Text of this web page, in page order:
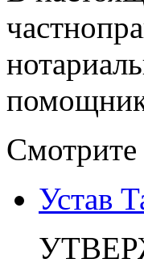
Смотрите
Устав